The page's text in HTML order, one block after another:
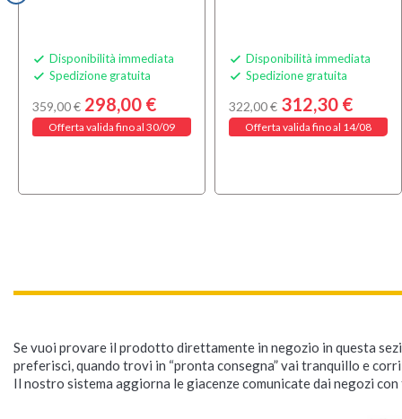
 Disponibilità immediata
 Spedizione gratuita
359,00 € 298,00 €
Offerta valida fino al 30/09
 Disponibilità immediata
 Spedizione gratuita
322,00 € 312,30 €
Offerta valida fino al 14/08
Se vuoi provare il prodotto direttamente in negozio in questa
preferisci, quando trovi in “pronta consegna” vai tranquillo e
Il nostro sistema aggiorna le giacenze comunicate dai negozi